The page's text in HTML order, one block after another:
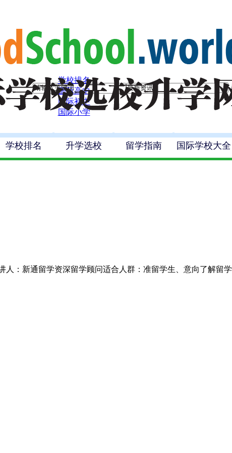
学校排名 升学选校 留学指南 国际学校大全
学校排名
国际高中
国际初中
国际小学
人：新通留学资深留学顾问适合人群：准留学生、意向了解留学